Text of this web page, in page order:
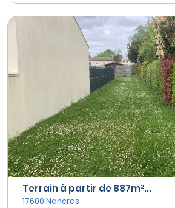
Terrain à partir de 887m²...
17600 Nancras